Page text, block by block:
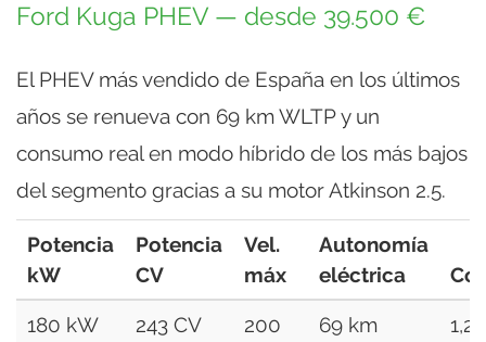
Ford Kuga PHEV — desde 39.500 €
El PHEV más vendido de España en los últimos
años se renueva con 69 km WLTP y un
consumo real en modo híbrido de los más bajos
del segmento gracias a su motor Atkinson 2.5.
Potencia
kW
Potencia
CV
Vel.
máx
Autonomía
eléctrica
180 kW 243 CV
200
69 km
1,2